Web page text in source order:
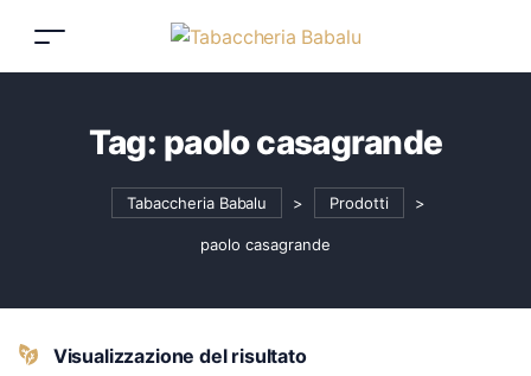
Tag: paolo casagrande
Tabaccheria Babalu > Prodotti >
paolo casagrande
Visualizzazione del risultato